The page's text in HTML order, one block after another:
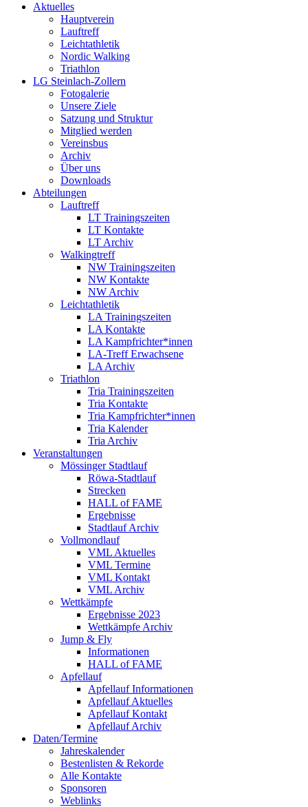
Aktuelles
Hauptverein
Lauftreff
Leichtathletik
Nordic Walking
Triathlon
LG Steinlach-Zollern
Fotogalerie
Unsere Ziele
Satzung und Struktur
Mitglied werden
Vereinsbus
Archiv
Über uns
Downloads
Abteilungen
Lauftreff
LT Trainingszeiten
LT Kontakte
LT Archiv
Walkingtreff
NW Trainingszeiten
NW Kontakte
NW Archiv
Leichtathletik
LA Trainingszeiten
LA Kontakte
LA Kampfrichter*innen
LA-Treff Erwachsene
LA Archiv
Triathlon
Tria Trainingszeiten
Tria Kontakte
Tria Kampfrichter*innen
Tria Kalender
Tria Archiv
Veranstaltungen
Mössinger Stadtlauf
Röwa-Stadtlauf
Strecken
HALL of FAME
Ergebnisse
Stadtlauf Archiv
Vollmondlauf
VML Aktuelles
VML Termine
VML Kontakt
VML Archiv
Wettkämpfe
Ergebnisse 2023
Wettkämpfe Archiv
Jump & Fly
Informationen
HALL of FAME
Apfellauf
Apfellauf Informationen
Apfellauf Aktuelles
Apfellauf Kontakt
Apfellauf Archiv
Daten/Termine
Jahreskalender
Bestenlisten & Rekorde
Alle Kontakte
Sponsoren
Weblinks